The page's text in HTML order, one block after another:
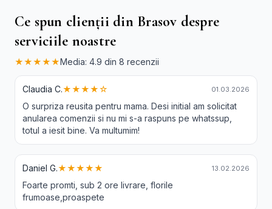
Ce spun clienții din Brasov despre
serviciile noastre
★★★★★Media: 4.9 din 8 recenzii
Claudia C.★★★★☆ 01.03.2026
O surpriza reusita pentru mama. Desi initial am solicitat
anularea comenzii si nu mi s-a raspuns pe whatssup,
totul a iesit bine. Va multumim!
Daniel G.★★★★★ 13.02.2026
Foarte promti, sub 2 ore livrare, florile
frumoase,proaspete